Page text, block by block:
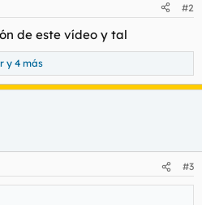
#2
de este vídeo y tal
y 4 más
#3